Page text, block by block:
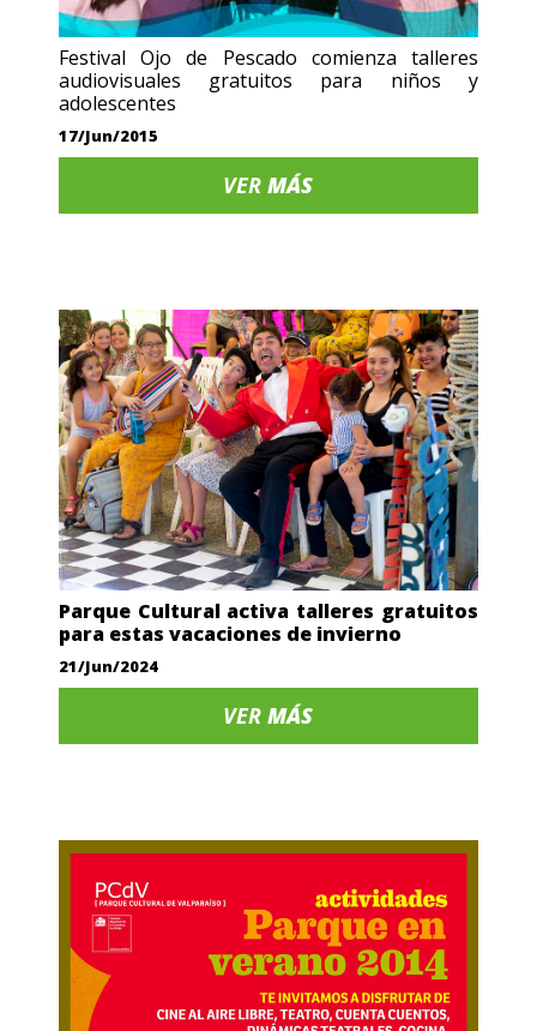
Festival Ojo de Pescado comienza talleres
audiovisuales gratuitos para niños y
adolescentes
17/Jun/2015
VERMÁS
Parque Cultural activa talleres gratuitos
para estas vacaciones de invierno
21/Jun/2024
VERMÁS